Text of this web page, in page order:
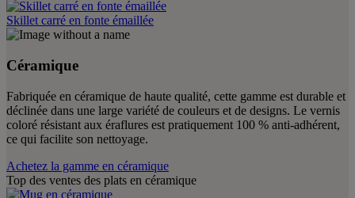
Skillet carré en fonte émaillée
Céramique
Fabriquée en céramique de haute qualité, cette gamme est durable et
déclinée dans une large variété de couleurs et de designs. Le vernis
coloré résistant aux éraflures est pratiquement 100 % anti-adhérent,
ce qui facilite son nettoyage.
Achetez la gamme en céramique
Top des ventes des plats en céramique